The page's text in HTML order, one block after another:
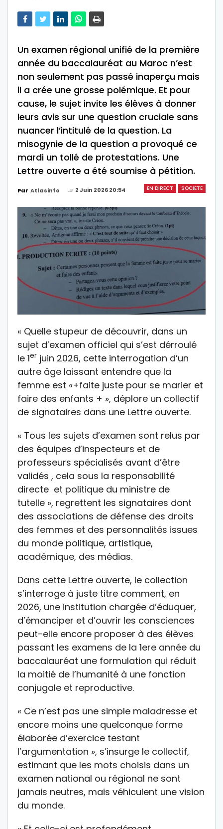
Un examen régional unifié de la première
année du baccalauréat au Maroc n’est
non seulement pas passé inaperçu mais
il a crée une grosse polémique. Et pour
cause, le sujet invite les élèves à donner
leurs avis sur une question cruciale sans
nuancer l’intitulé de la question. La
misogynie de la question a provoqué ce
mardi un tollé de protestations. Une
Lettre ouverte a été soumise à pétition.
EN DIRECT SOCIETE
Par Atlasinfo Le 2 Juin 2026 20:54
« Quelle stupeur de découvrir, dans un
sujet d’examen officiel qui s’est dérroulé
le 1er juin 2026, cette interrogation d’un
autre âge laissant entendre que la
femme est «+faite juste pour se marier et
faire des enfants + », déplore un collectif
de signataires dans une Lettre ouverte.
« Tous les sujets d’examen sont relus par
des équipes d’inspecteurs et de
professeurs spécialisés avant d’être
validés , cela sous la responsabilité
directe et politique du ministre de
tutelle », regrettent les signataires dont
des associations de défense des droits
des femmes et des personnalités issues
du monde politique, artistique,
académique, des médias.
Dans cette Lettre ouverte, le collection
s’interroge à juste titre comment, en
2026, une institution chargée d’éduquer,
d’émanciper et d’ouvrir les consciences
peut-elle encore proposer à des élèves
passant les examens de la 1ere année du
baccalauréat une formulation qui réduit
la moitié de l’humanité à une fonction
conjugale et reproductive.
« Ce n’est pas une simple maladresse et
encore moins une quelconque forme
élaborée d’exercice testant
l’argumentation », s’insurge le collectif,
estimant que les mots choisis dans un
examen national ou régional ne sont
jamais neutres, mais véhiculent une vision
du monde.